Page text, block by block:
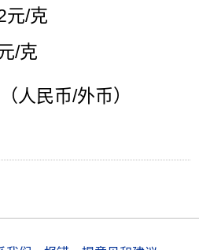
元/克
/克
（人民币/外币）